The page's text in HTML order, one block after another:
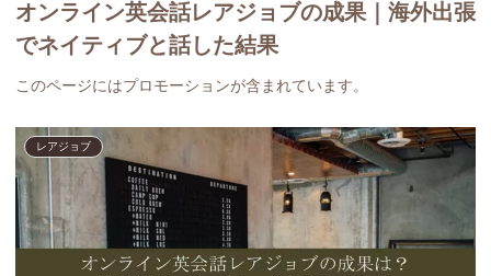
オンライン英会話レアジョブの成果｜海外出張
でネイティブと話した結果
このページにはプロモーションが含まれています。
レアジョブ